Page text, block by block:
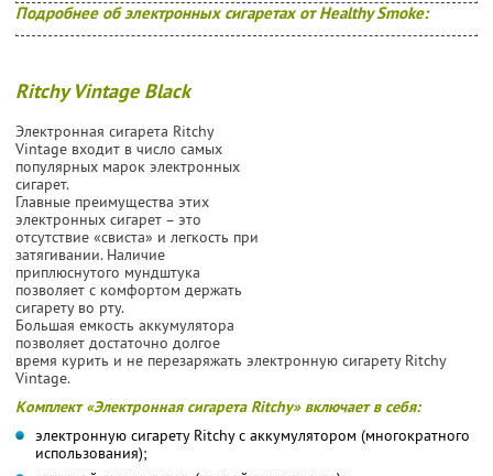
Подробнее об электронных сигаретах от Healthy Smoke:
Ritchy Vintage Black
Электронная сигарета Ritchy
Vintage входит в число самых
популярных марок электронных
сигарет.
Главные преимущества этих
электронных сигарет – это
отсутствие «свиста» и легкость при
затягивании. Наличие
приплюснутого мундштука
позволяет с комфортом держать
сигарету во рту.
Большая емкость аккумулятора
позволяет достаточно долгое
время курить и не перезаряжать электронную сигарету Ritchy
Vintage.
Комплект «Электронная сигарета Ritchy» включает в себя:
электронную сигарету Ritchy с аккумулятором (многократного
использования);